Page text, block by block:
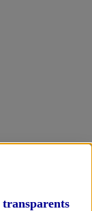
transparents